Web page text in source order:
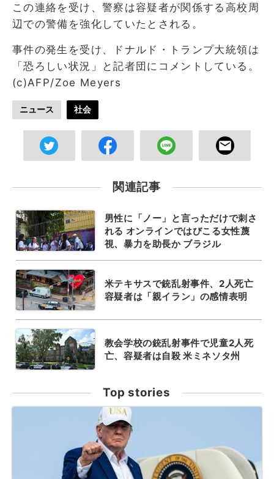
この連絡を受け、警察は容疑者が関係する高校周
辺での警備を強化していたとされる。
事件の発生を受け、ドナルド・トランプ大統領は
「恐ろしい状況」と記者団にコメントしている。
(c)AFP/Zoe Meyers
ニュース 社会
関連記事
男性に「ノー」と言っただけで刺さ
れる オンラインではびこる女性蔑
視、暴力を助長か ブラジル
米テキサスで銃乱射事件、2人死亡
容疑者は「親イラン」の感情表明
教会学校の銃乱射事件で児童2人死
亡、容疑者は自殺 米ミネソタ州
Top stories